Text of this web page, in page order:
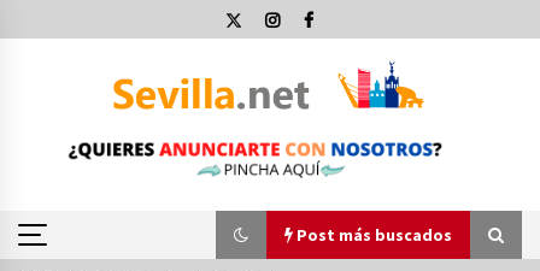
al
Post más buscados